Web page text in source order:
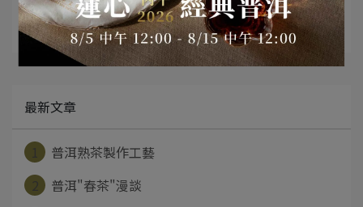
經典普洱專欄
最新文章
普洱熟茶製作工藝
普洱"春茶"漫談